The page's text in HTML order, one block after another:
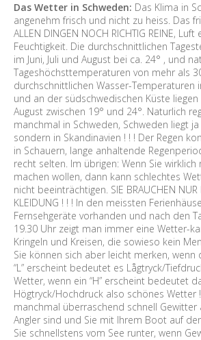
Das Wetter in Schweden: Das Klima in
angenehm frisch und nicht zu heiss. Das
ALLEN DINGEN NOCH RICHTIG REINE,
Feuchtigkeit. Die durchschnittlichen
im Juni, Juli und August bei ca. 24° , und
Tageshöchsttemperaturen von mehr als
durchschnittlichen Wasser-Temperaturen
und an der südschwedischen Küste liegen
August zwischen 19° und 24°. Naturlich
manchmal in Schweden, Schweden liegt
sondern in Skandinavien ! ! ! Der Regen
in Schauern, lange anhaltende
recht selten. Im übrigen: Wenn Sie wirklich
machen wollen, dann kann schlechtes
nicht beeinträchtigen. SIE BRAUCHEN NUR
KLEIDUNG ! ! ! In den meissten
Fernsehgeräte vorhanden und nach den
19.30 Uhr zeigt man immer eine Wetter-
Kringeln und Kreisen, die sowieso kein
Sie können sich aber leicht merken, wenn
“L” erscheint bedeutet es Lågtryck/
Wetter, wenn ein “H” erscheint bedeutet
Högtryck/Hochdruck also schönes Wetter
manchmal überraschend schnell Gewitter
Angler sind und Sie mit Ihrem Boot auf
Sie schnellstens vom See runter, wenn